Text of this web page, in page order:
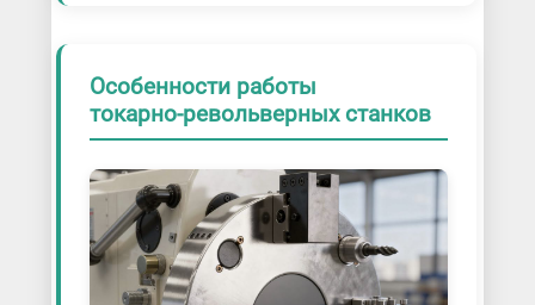
Особенности работы
токарно-револьверных станков